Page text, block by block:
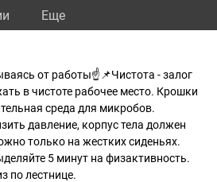
Eще
от работы☝📌Чистота - залог
в чистоте рабочее место. Крошки
среда для микробов.
давление, корпус тела должен
только на жестких сиденьях.
5 минут на физактивность.
по лестнице.